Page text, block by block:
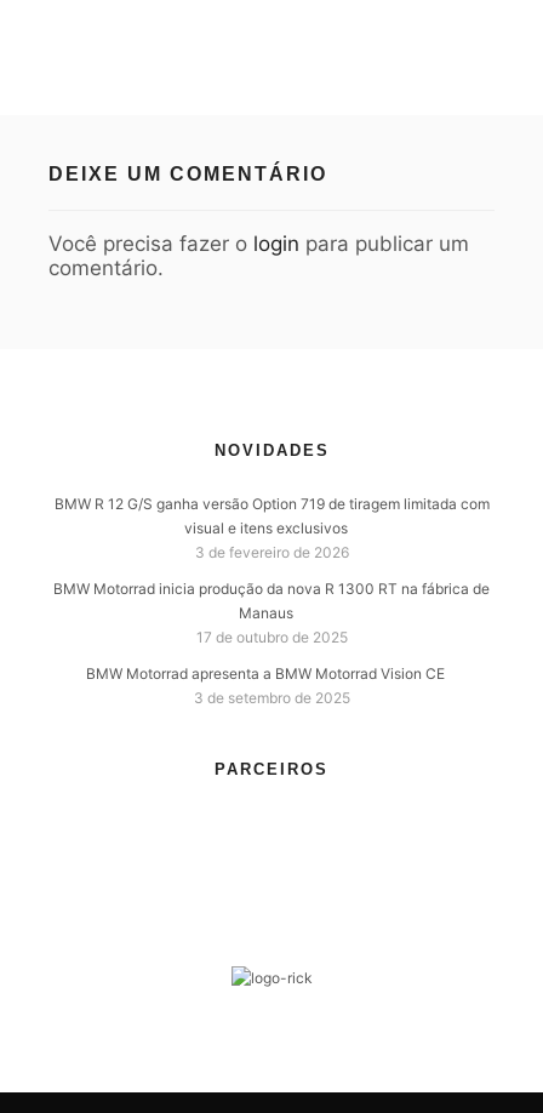
DEIXE UM COMENTÁRIO
Você precisa fazer o login para publicar um
comentário.
NOVIDADES
BMW R 12 G/S ganha versão Option 719 de tiragem limitada com
visual e itens exclusivos
3 de fevereiro de 2026
BMW Motorrad inicia produção da nova R 1300 RT na fábrica de
Manaus
17 de outubro de 2025
BMW Motorrad apresenta a BMW Motorrad Vision CE
3 de setembro de 2025
PARCEIROS